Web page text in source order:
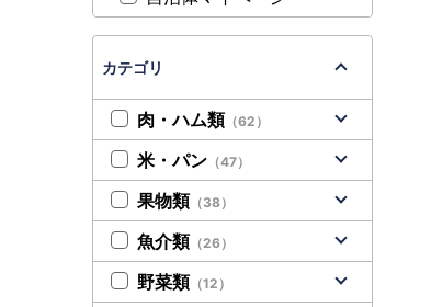
カテゴリ
肉・ハム類 （62）
米・パン （47）
果物類 （38）
魚介類 （26）
野菜類 （12）